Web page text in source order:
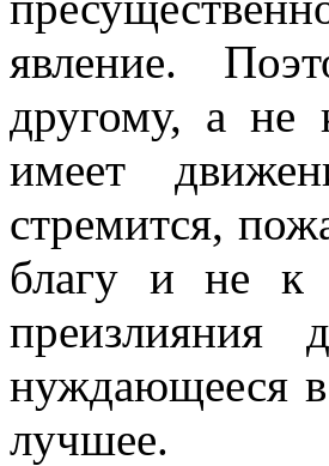
явление.
другому, а не
имеет
стремится,
благу и не к
нуждающееся
лучшее.